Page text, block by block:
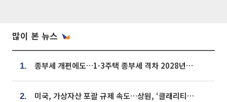
많이 본 뉴스
1. 종부세 개편에도…1·3주택 종부세 격차 2028년부터 확대
2. 미국, 가상자산 포괄 규제 속도…상원, ‘클래리티법’ 9월 절차투표 추진